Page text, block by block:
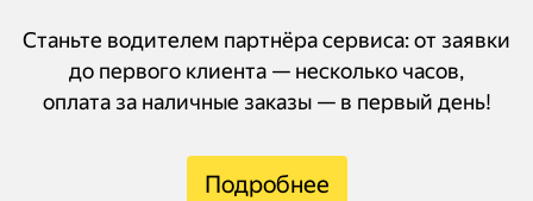
Станьте водителем партнёра сервиса: от заявки
до первого клиента — несколько часов,
оплата за наличные заказы — в первый день!
Подробнее